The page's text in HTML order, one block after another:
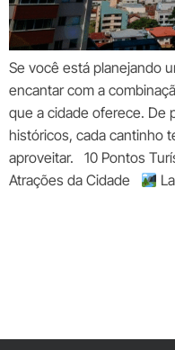
Se você está planejando
encantar com a
que a cidade oferece. De
históricos, cada cantinho
aproveitar. 10 Pontos
Atrações da Cidade